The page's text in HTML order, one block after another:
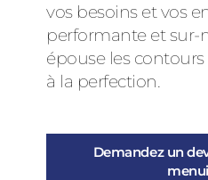
vos besoins et vos
performante et sur-
épouse les
à la perfection.
Demandez un